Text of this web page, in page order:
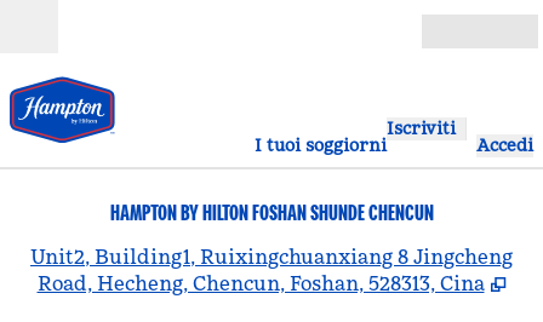
I tuoi soggiorni
Iscriviti
Accedi
HAMPTON BY HILTON FOSHAN SHUNDE CHENCUN
Unit2, Building1, Ruixingchuanxiang 8 Jingcheng
Road, Hecheng, Chencun, Foshan, 528313, Cina